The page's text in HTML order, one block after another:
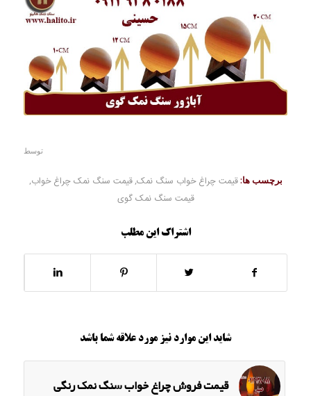
توسط
برچسب ها: قیمت چراغ خواب سنگ نمک,قیمت سنگ نمک چراغ خواب,
قیمت سنگ نمک گوی
اشتراک این مطلب
شاید این موارد نیز مورد علاقه شما باشد
قیمت فروش چراغ خواب سنگ نمک رنگی